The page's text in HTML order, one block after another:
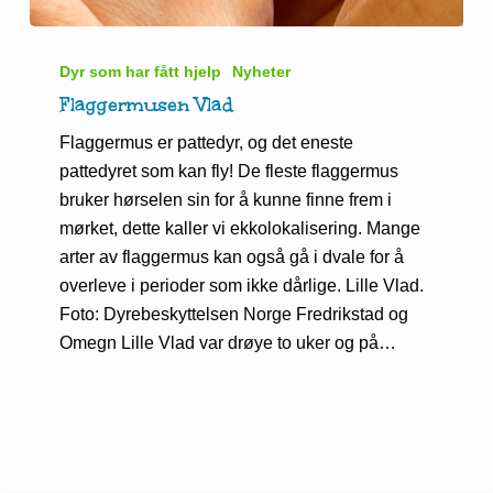
VladDyr som har fått hjelp Nyheter
Flaggermusen Vlad
Flaggermus er pattedyr, og det eneste
pattedyret som kan fly! De fleste flaggermus
bruker hørselen sin for å kunne finne frem i
mørket, dette kaller vi ekkolokalisering. Mange
arter av flaggermus kan også gå i dvale for å
overleve i perioder som ikke dårlige. Lille Vlad.
Foto: Dyrebeskyttelsen Norge Fredrikstad og
Omegn Lille Vlad var drøye to uker og på…